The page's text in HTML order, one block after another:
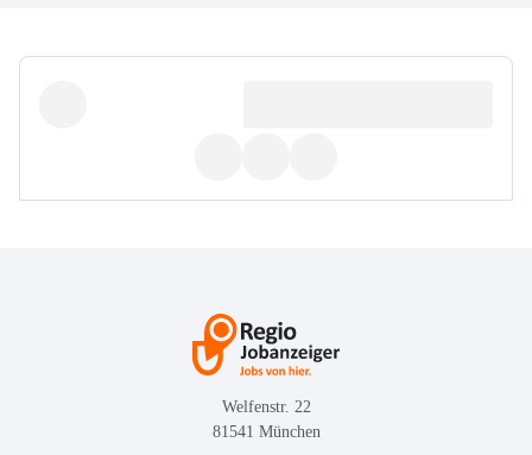
Welfenstr. 22
81541 München